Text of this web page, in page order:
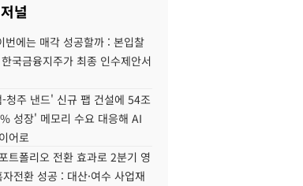
널
에는 매각 성공할까 : 본입찰
국금융지주가 최종 인수제안서
청주 낸드' 신규 팹 건설에 54조
성장' 메모리 수요 대응해 AI
어로
트폴리오 전환 효과로 2분기 영
전환 성공 : 대산·여수 사업재